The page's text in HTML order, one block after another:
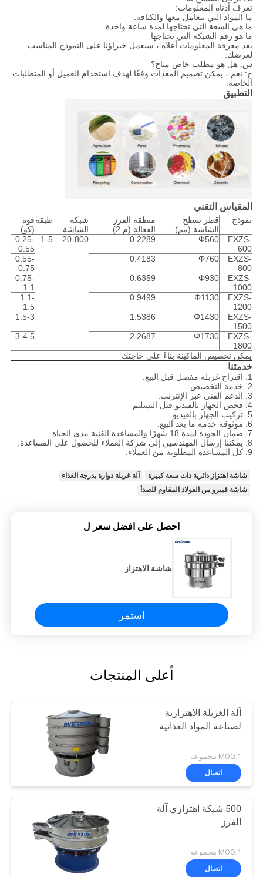
تعرف أدناه المعلومات:
ما المواد التي تتعامل معها والكثافة.
ما هي السعة التي تحتاجها لمدة ساعة واحدة
ما هو رقم الشبكة التي تحتاجها
بعد معرفة المعلومات أعلاه ، سيعمل خبراؤنا على النموذج المناسب
لغرضك.
س: هل هو مطلب خاص متاح؟
ج: نعم ، يمكن تصميم المعدات وفقًا لهدف استخدام العميل أو المتطلبات
الخاصة.
التطبيق
المقياس التقني
نموذج
قطر سطح
الشاشة (مم)
منطقة الفرز
الفعالة (م 2)
شبكة
الشاشة
طبقةقوة
(كو)
EXZS-
600
Φ560
0.2289
20-800
1-5
0.25-
0.55
EXZS-
800
Φ760
0.4183
0.55-
0.75
EXZS-
1000
Φ930
0.6359
0.75-
1.1
EXZS-
1200
Φ1130
0.9499
1.1-
1.5
EXZS-
1500
Φ1430
1.5386
1.5-3
EXZS-
1800
Φ1730
2.2687
3-4.5
يمكن تخصيص الماكينة بناءً على حاجتك
خدمتنا
1. اقتراح غربلة مفصل قبل البيع.
2. خدمة التخصيص.
3. الدعم الفني عبر الإنترنت.
4. فحص الجهاز بالفيديو قبل التسليم
5. تركيب الجهاز بالفيديو
6. موثوقة خدمة ما بعد البيع.
7. ضمان الجودة لمدة 18 شهرًا والمساعدة الفنية مدى الحياة.
8. يمكننا إرسال المهندسين إلى شركة العملاء للحصول على المساعدة.
9. كل المساعدة المطلوبة من العملاء.
شاشة اهتزاز دائرية ذات سعة كبيرة
آلة غربلة دوارة بدرجة الغذاء
شاشة فيبرو من الفولاذ المقاوم للصدأ
احصل على افضل سعر ل
شاشة الاهتزاز
استمر
أعلى المنتجات
آلة الغربلة الاهتزازية
لصناعة المواد الغذائية
MOQ:1 مجموعة
اتصال
500 شبكة اهتزازي آلة
الفرز
MOQ:1 مجموعة
اتصال